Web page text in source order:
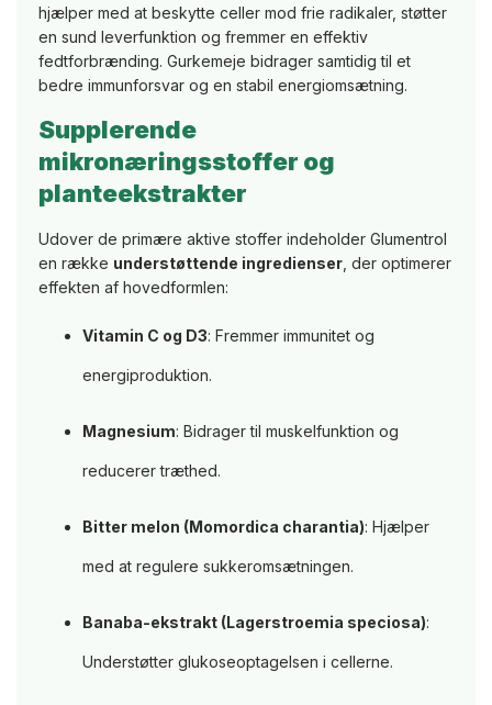
hjælper med at beskytte celler mod frie radikaler, støtter
en sund leverfunktion og fremmer en effektiv
fedtforbrænding. Gurkemeje bidrager samtidig til et
bedre immunforsvar og en stabil energiomsætning.
Supplerende
mikronæringsstoffer og
planteekstrakter
Udover de primære aktive stoffer indeholder Glumentrol
en række understøttende ingredienser , der optimerer
effekten af hovedformlen:
Vitamin C og D3: Fremmer immunitet og
energiproduktion.
Magnesium: Bidrager til muskelfunktion og
reducerer træthed.
Bitter melon (Momordica charantia): Hjælper
med at regulere sukkeromsætningen.
Banaba-ekstrakt (Lagerstroemia speciosa):
Understøtter glukoseoptagelsen i cellerne.